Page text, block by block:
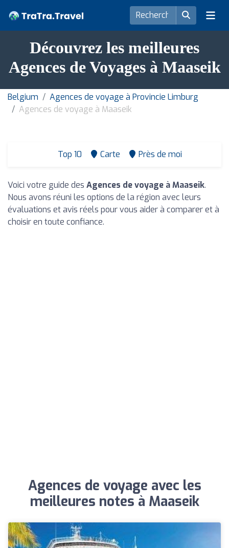
Découvrez les meilleures
Agences de Voyages à Maaseik
Belgium
Agences de voyage à Provincie Limburg
Agences de voyage à Maaseik
Top 10 Carte Près de moi
Voici votre guide des Agences de voyage à Maaseik.
Nous avons réuni les options de la région avec leurs
évaluations et avis réels pour vous aider à comparer et à
choisir en toute confiance.
Agences de voyage avec les
meilleures notes à Maaseik